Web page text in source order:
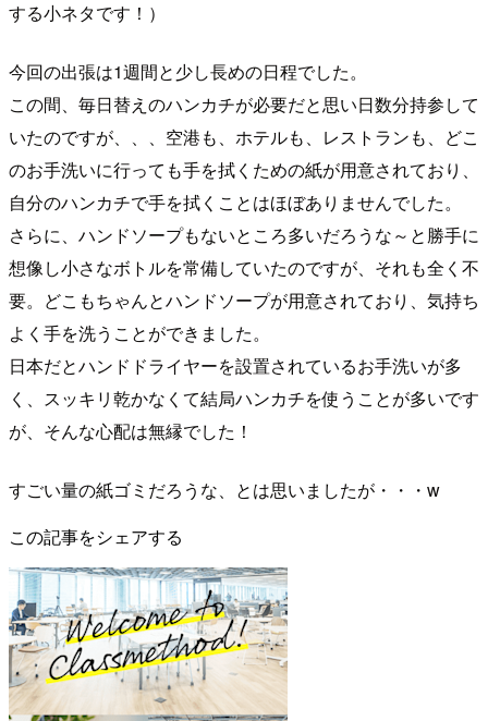
する小ネタです！）
今回の出張は1週間と少し長めの日程でした。
この間、毎日替えのハンカチが必要だと思い日数分持参して
いたのですが、、、空港も、ホテルも、レストランも、どこ
のお手洗いに行っても手を拭くための紙が用意されており、
自分のハンカチで手を拭くことはほぼありませんでした。
さらに、ハンドソープもないところ多いだろうな～と勝手に
想像し小さなボトルを常備していたのですが、それも全く不
要。どこもちゃんとハンドソープが用意されており、気持ち
よく手を洗うことができました。
日本だとハンドドライヤーを設置されているお手洗いが多
く、スッキリ乾かなくて結局ハンカチを使うことが多いです
が、そんな心配は無縁でした！
すごい量の紙ゴミだろうな、とは思いましたが・・・w
この記事をシェアする